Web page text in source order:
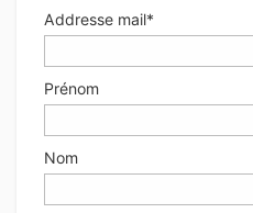
Addresse mail*
Prénom
Nom